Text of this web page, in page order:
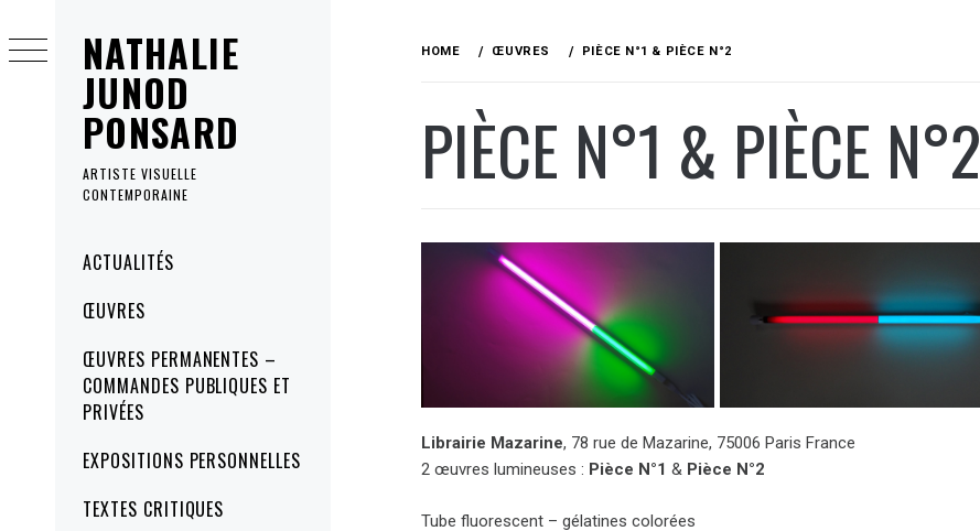
NATHALIE
JUNOD
PONSARD
ARTISTE VISUELLE
CONTEMPORAINE
MenuACTUALITÉS
ŒUVRES
ŒUVRES PERMANENTES –
COMMANDES PUBLIQUES ET
PRIVÉES
EXPOSITIONS PERSONNELLES
TEXTES CRITIQUES
to
content
HOME ŒUVRES PIÈCE N°1 & PIÈCE N°2
PIÈCE N°1 & PIÈCE N°2
Librairie Mazarine, 78 rue de Mazarine, 75006 Paris France
2 œuvres lumineuses : Pièce N°1 & Pièce N°2
Tube fluorescent – gélatines colorées